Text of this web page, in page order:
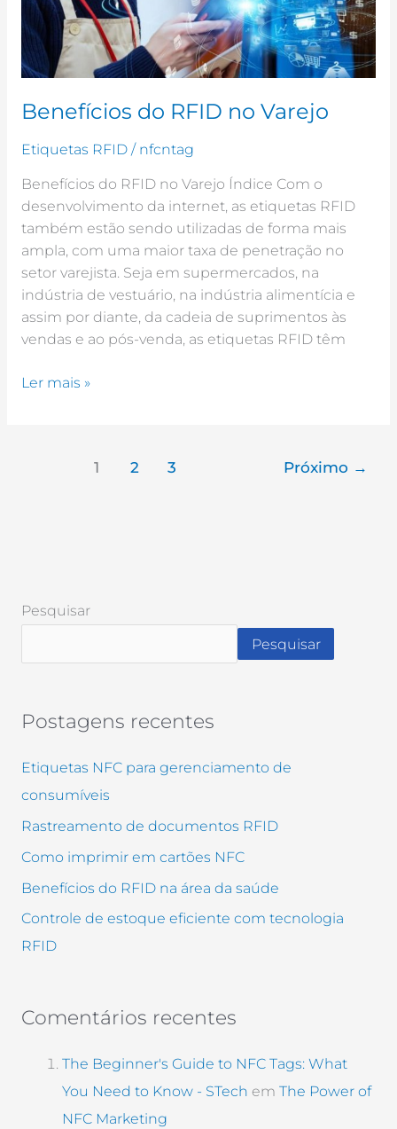
Benefícios do RFID no Varejo
Etiquetas RFID/ nfcntag
Benefícios do RFID no Varejo Índice Com o
desenvolvimento da internet, as etiquetas RFID
também estão sendo utilizadas de forma mais
ampla, com uma maior taxa de penetração no
setor varejista. Seja em supermercados, na
indústria de vestuário, na indústria alimentícia e
assim por diante, da cadeia de suprimentos às
vendas e ao pós-venda, as etiquetas RFID têm
Ler mais »
1 2 3 Próximo →
Pesquisar
Pesquisar
Postagens recentes
Etiquetas NFC para gerenciamento de
consumíveis
Rastreamento de documentos RFID
Como imprimir em cartões NFC
Benefícios do RFID na área da saúde
Controle de estoque eficiente com tecnologia
RFID
Comentários recentes
The Beginner's Guide to NFC Tags: What
You Need to Know - STech emThe Power of
NFC Marketing